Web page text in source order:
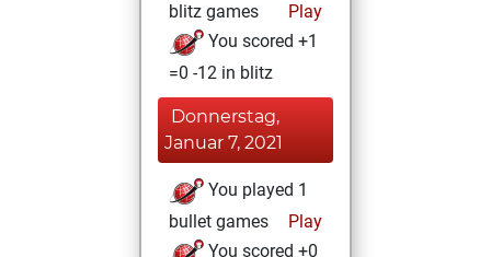
blitz games
Play
You scored +1
=0 -12 in blitz
Donnerstag,
Januar 7, 2021
You played 1
bullet games
Play
You scored +0